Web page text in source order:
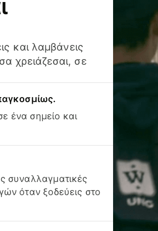
και λαμβάνεις
χρειάζεσαι, σε
ένα σημείο και
συναλλαγματικές
όταν ξοδεύεις στο